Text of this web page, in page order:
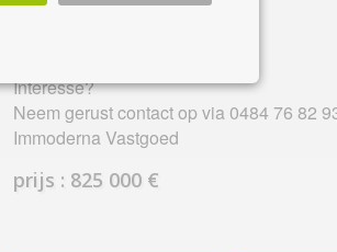
Interesse?
Neem gerust contact op via 0484 76 82
Immoderna Vastgoed
prijs : 825 000 €